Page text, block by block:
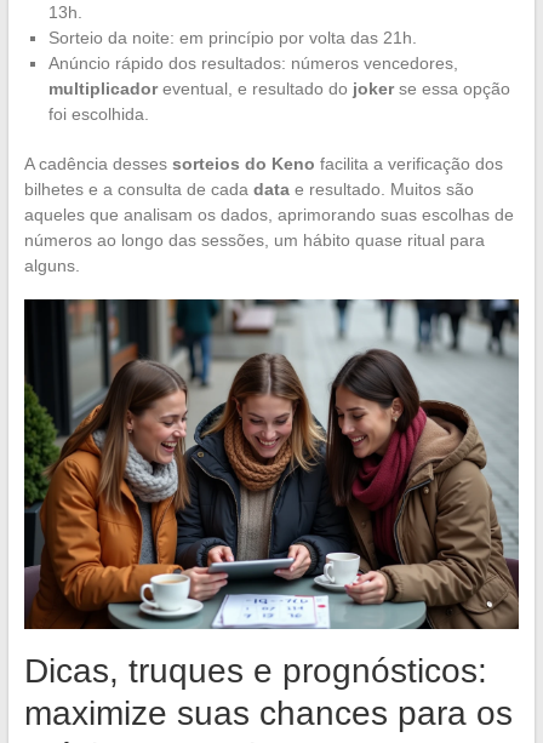
13h.
Sorteio da noite: em princípio por volta das 21h.
Anúncio rápido dos resultados: números vencedores,
multiplicadoreventual, e resultado do jokerse essa opção
foi escolhida.
A cadência desses sorteios do Keno facilita a verificação dos
bilhetes e a consulta de cada datae resultado. Muitos são
aqueles que analisam os dados, aprimorando suas escolhas de
números ao longo das sessões, um hábito quase ritual para
alguns.
Dicas, truques e prognósticos:
maximize suas chances para os